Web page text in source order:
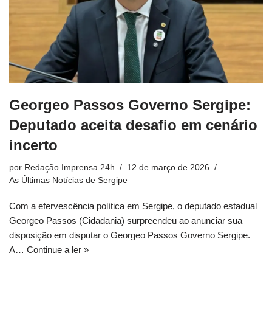
Georgeo Passos Governo Sergipe:
Deputado aceita desafio em cenário
incerto
por Redação Imprensa 24h
12 de março de 2026
As Últimas Notícias de Sergipe
Com a efervescência política em Sergipe, o deputado estadual
Georgeo Passos (Cidadania) surpreendeu ao anunciar sua
disposição em disputar o Georgeo Passos Governo Sergipe.
A… Continue a ler »